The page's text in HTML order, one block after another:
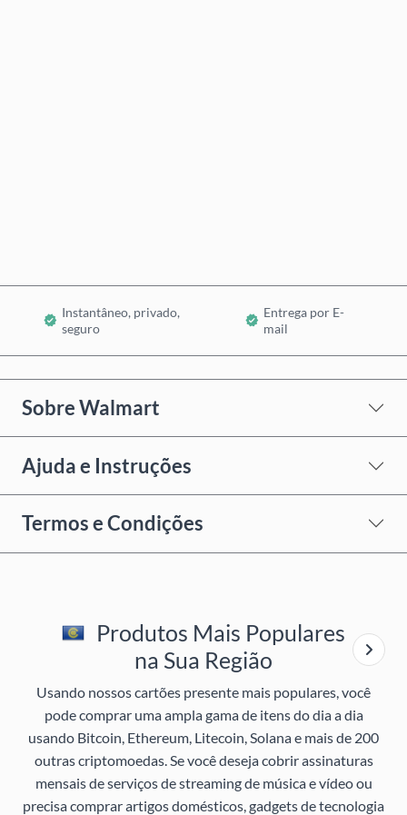
Instantâneo, privado,
seguro
Entrega por E-
mail
Sobre Walmart
Ajuda e Instruções
Termos e Condições
Produtos Mais Populares
na Sua Região
Usando nossos cartões presente mais populares, você
pode comprar uma ampla gama de itens do dia a dia
usando Bitcoin, Ethereum, Litecoin, Solana e mais de 200
outras criptomoedas. Se você deseja cobrir assinaturas
mensais de serviços de streaming de música e vídeo ou
precisa comprar artigos domésticos, gadgets de tecnologia